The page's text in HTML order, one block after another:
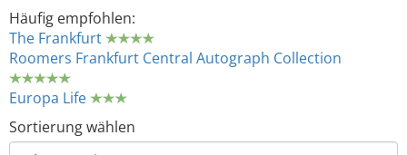
Häufig empfohlen:
The Frankfurt
Roomers Frankfurt Central Autograph Collection
Europa Life
Sortierung wählen